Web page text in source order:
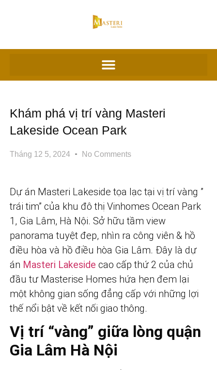
Khám phá vị trí vàng Masteri
Lakeside Ocean Park
Tháng 12 5, 2024 No Comments
Dự án Masteri Lakeside tọa lạc tại vị trí vàng ”
trái tim” của khu đô thị Vinhomes Ocean Park
1, Gia Lâm, Hà Nội. Sở hữu tầm view
panorama tuyệt đẹp, nhìn ra công viên & hồ
điều hòa và hồ điều hòa Gia Lâm. Đây là dự
án Masteri Lakeside cao cấp thứ 2 của chủ
đầu tư Masterise Homes hứa hẹn đem lại
một không gian sống đẳng cấp với những lợi
thế nổi bật về kết nối giao thông.
Vị trí “vàng” giữa lòng quận
Gia Lâm Hà Nội